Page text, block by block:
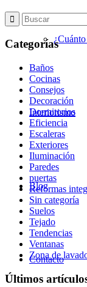
Interiorismo
Blog
Contacto
Categorías
Baños
Cocinas
Consejos
Decoración
Dormitorios
Eficiencia
Escaleras
Exteriores
Iluminación
Paredes
puertas
Reformas
Sin categoría
Suelos
Tejado
Tendencias
Ventanas
Zona de
Últimos